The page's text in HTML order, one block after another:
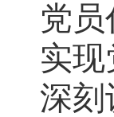
党
实
深刻